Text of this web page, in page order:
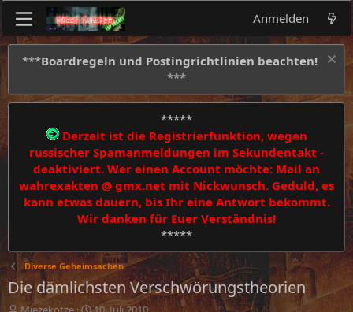
Anmelden
***Boardregeln und Postingrichtlinien beachten!
***
*****
Derzeit ist die Registrierfunktion, wegen
russischer Spamanmeldungen im Sekundentakt -
deaktiviert. Wer einen Account möchte: Mail an
wahrexakten @ gmx.net mit Nickwunsch. Geduld, es
kann etwas dauern, bis Ihr eine Antwort bekommt.
Wir danken für Euer Verständnis!
*****
Diverse Geheimsachen
Die dämlichsten Verschwörungstheorien
E
E